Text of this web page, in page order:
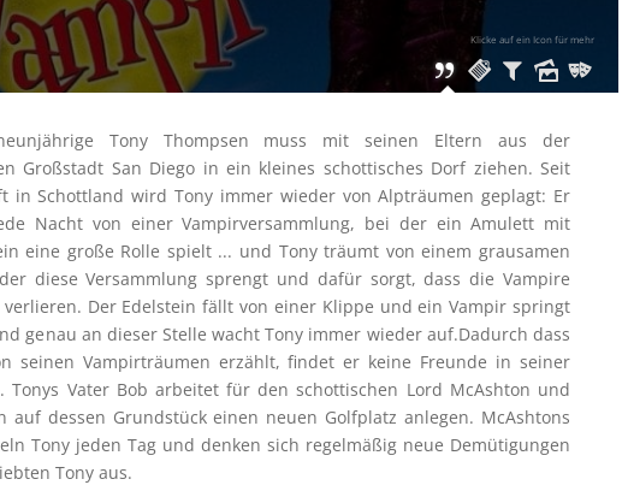
Klicke auf ein Icon für mehr
Tony Thompsen muss mit seinen Eltern aus der
Großstadt San Diego in ein kleines schottisches Dorf ziehen. Seit
in Schottland wird Tony immer wieder von Alpträumen geplagt: Er
Nacht von einer Vampirversammlung, bei der ein Amulett mit
eine große Rolle spielt ... und Tony träumt von einem grausamen
diese Versammlung sprengt und dafür sorgt, dass die Vampire
Der Edelstein fällt von einer Klippe und ein Vampir springt
genau an dieser Stelle wacht Tony immer wieder auf.Dadurch dass
seinen Vampirträumen erzählt, findet er keine Freunde in seiner
Tonys Vater Bob arbeitet für den schottischen Lord McAshton und
auf dessen Grundstück einen neuen Golfplatz anlegen. McAshtons
Tony jeden Tag und denken sich regelmäßig neue Demütigungen
Tony aus.